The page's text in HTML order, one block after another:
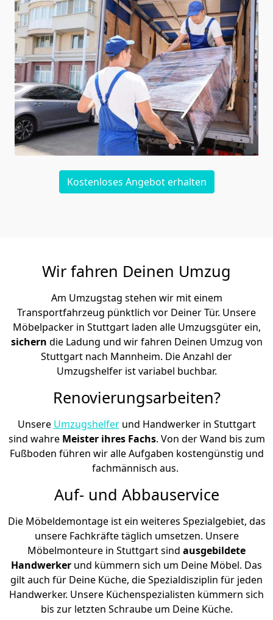
Kostenloses Angebot erhalten
Wir fahren Deinen Umzug
Am Umzugstag stehen wir mit einem
Transportfahrzeug pünktlich vor Deiner Tür. Unsere
Möbelpacker in Stuttgart laden alle Umzugsgüter ein,
sichern die Ladung und wir fahren Deinen Umzug von
Stuttgart nach Mannheim. Die Anzahl der
Umzugshelfer ist variabel buchbar.
Renovierungsarbeiten?
Unsere Umzugshelferund Handwerker in Stuttgart
sind wahre Meister ihres Fachs. Von der Wand bis zum
Fußboden führen wir alle Aufgaben kostengünstig und
fachmännisch aus.
Auf- und Abbauservice
Die Möbeldemontage ist ein weiteres Spezialgebiet, das
unsere Fachkräfte täglich umsetzen. Unsere
Möbelmonteure in Stuttgart sind ausgebildete
Handwerker und kümmern sich um Deine Möbel. Das
gilt auch für Deine Küche, die Spezialdisziplin für jeden
Handwerker. Unsere Küchenspezialisten kümmern sich
bis zur letzten Schraube um Deine Küche.